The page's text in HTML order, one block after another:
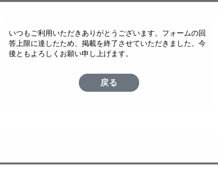
いつもご利用いただきありがとうございます。フォームの回
答上限に達したため、掲載を終了させていただきました。今
後ともよろしくお願い申し上げます。
戻る